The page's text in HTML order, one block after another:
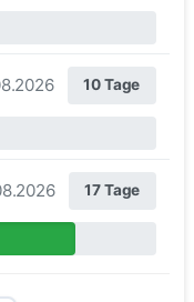
10 Tage
17 Tage